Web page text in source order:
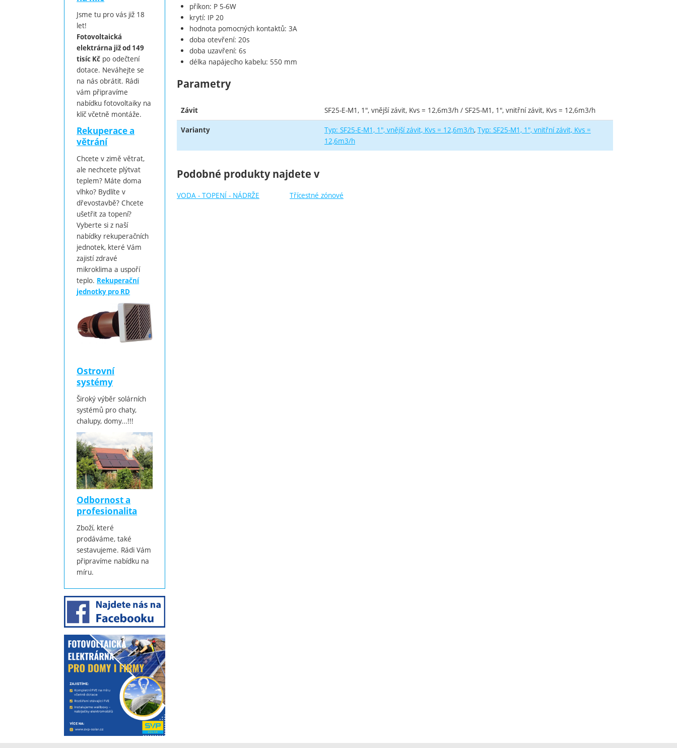
příkon: P 5-6W
krytí: IP 20
hodnota pomocných kontaktů: 3A
doba otevření: 20s
doba uzavření: 6s
délka napájecího kabelu: 550 mm
Parametry
Závit SF25-E-M1, 1", vnější závit, Kvs = 12,6m3/h / SF25-M1, 1", vnitřní závit, Kvs = 12,6m3/h
Varianty Typ: SF25-E-M1, 1", vnější závit, Kvs = 12,6m3/h Typ: SF25-M1, 1", vnitřní závit, Kvs =
12,6m3/h
Podobné produkty najdete v
VODA - TOPENÍ - NÁDRŽE Třícestné zónové
Jsme tu pro vás již 18
let!
Fotovoltaická
elektrárna již od 149
tisíc Kč po odečtení
dotace. Neváhejte se
na nás obrátit. Rádi
vám připravíme
nabídku fotovoltaiky na
klíč včetně montáže.
Rekuperace a
větrání
Chcete v zimě větrat,
ale nechcete plýtvat
teplem? Máte doma
vlhko? Bydlíte v
dřevostavbě? Chcete
ušetřit za topení?
Vyberte si z naší
nabídky rekuperačních
jednotek, které Vám
zajistí zdravé
mikroklima a uspoří
teplo. Rekuperační
jednotky pro RD
Ostrovní
systémy
Široký výběr solárních
systémů pro chaty,
chalupy, domy...!!!
Odbornost a
profesionalita
Zboží, které
prodáváme, také
sestavujeme. Rádi Vám
připravíme nabídku na
míru.